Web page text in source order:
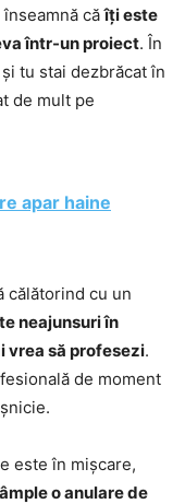
înseamnă căîți este
într-un proiect. În
tu stai dezbrăcat în
de mult pe
apar haine
călătorind cu un
neajunsuri în
vrea să profesezi.
de moment
este în mișcare,
o anulare de